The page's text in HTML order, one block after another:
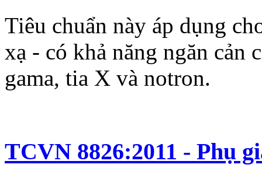
Tiêu chuẩn này áp dụng
xạ - có khả năng ngăn cản
gama, tia X và notron.
TCVN 8826:2011 - Phụ